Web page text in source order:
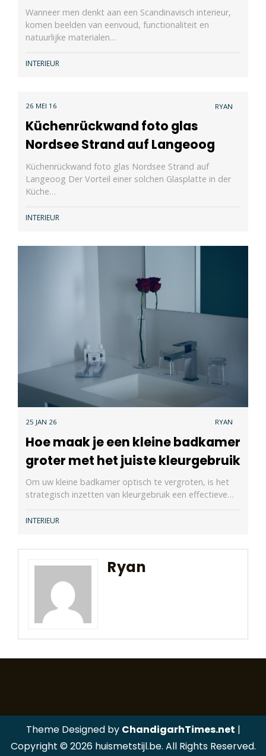
Wanneer men denkt aan een Scandinavisch interieur,
komen beelden van eenvoud, functionaliteit en
natuurlijke materialen…
INTERIEUR
26 MEI 16 RYAN
Küchenrückwand foto glas
Nordsee Strand auf Langeoog
Küchenrückwand foto glas Nordsee Strand auf
Langeoog Der Vorteil einer solchen Glasplatte in der
Küche…
INTERIEUR
25 JAN 26 RYAN
Hoe maak je een kleine badkamer
groter met het juiste kleurgebruik
Om uw kleine badkamer optisch te vergroten, is het
strategisch inzetten van kleurgebruik een effectieve…
INTERIEUR
Ryan
Theme Designed by ChandigarhTimes.net |
Copyright © 2026 huismetstijl.be. All Rights Reserved.